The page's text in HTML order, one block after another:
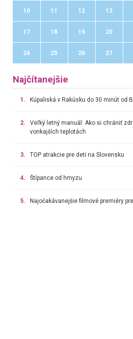
10 11 12 13
17 18 19 20
24 25 26 27
Najčítanejšie
1. Kúpaliská v Rakúsku do 30 minút od
2.
Veľký letný manuál: Ako si chrániť
vonkajších teplotách
3. TOP atrakcie pre deti na Slovensku
4. Štípance od hmyzu
5. Najočakávanejšie filmové premiéry